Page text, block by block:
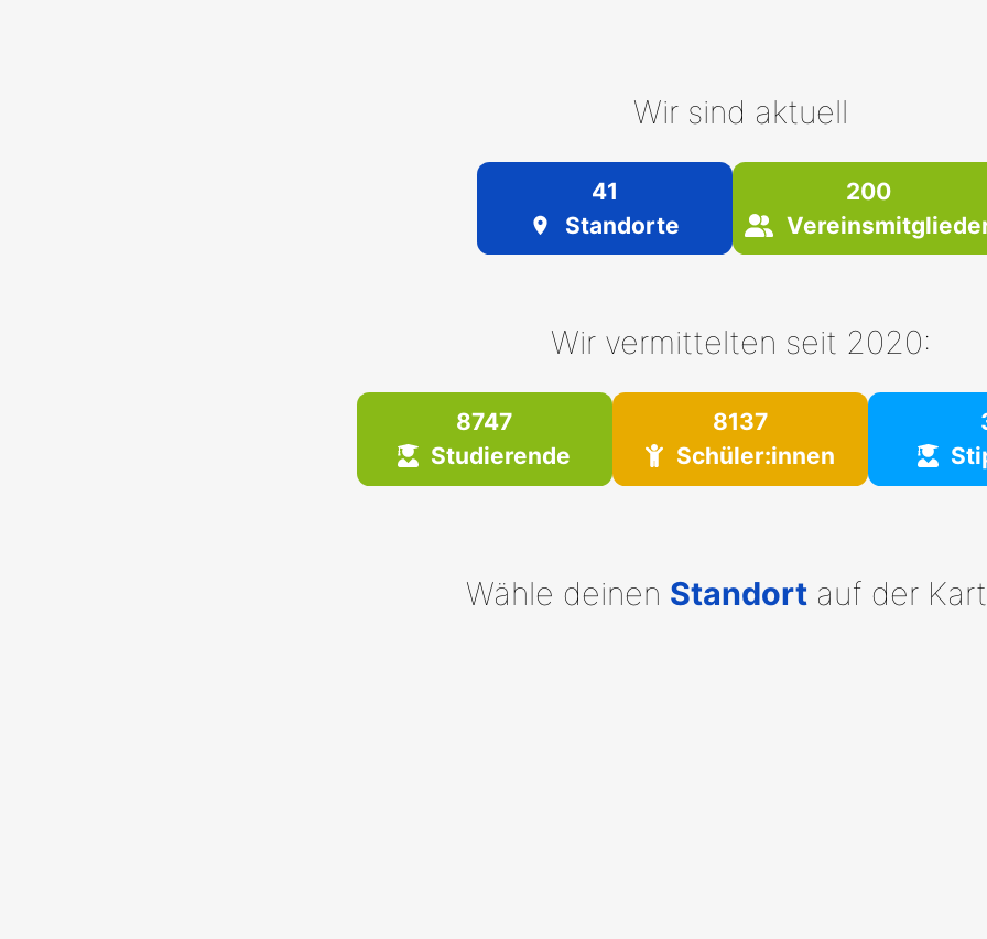
Wir sind aktuell
41
Standorte
200
Wir vermittelten seit 2020:
8747
Studierende
8137
Schüler:innen
Wähle deinen Standort auf der